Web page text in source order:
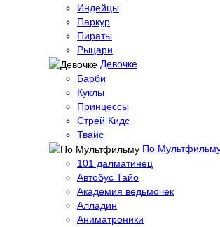
Индейцы
Паркур
Пираты
Рыцари
Девочке
Барби
Куклы
Принцессы
Стрей Кидс
Твайс
По
101 далматинец
Автобус Тайо
Академия ведьмочек
Алладин
Аниматроники